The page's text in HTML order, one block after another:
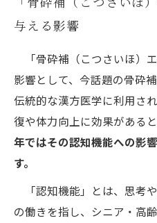
与える影響
「骨砕補（こつさいほ）
影響として、今話題の骨砕
伝統的な漢方医学に利用さ
復や体力向上に効果がある
年ではその認知機能への影
す。
「認知機能」とは、思考
の働きを指し、シニア・高